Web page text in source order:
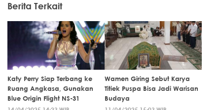
Berita Terkait
Katy Perry Siap Terbang ke
Ruang Angkasa, Gunakan
Blue Origin Flight NS-31
Wamen Giring Sebut Karya
Titiek Puspa Bisa Jadi Warisan
Budaya